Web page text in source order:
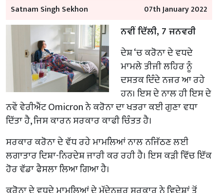
Satnam Singh Sekhon 07th January 2022
ਨਵੀਂ ਦਿੱਲੀ, 7 ਜਨਵਰੀ
ਦੇਸ਼ ‘ਚ ਕਰੋਨਾ ਦੇ ਵਧਦੇ
ਮਾਮਲੇ ਤੀਜੀ ਲਹਿਰ ਨੂੰ
ਦਸਤਕ ਦਿੰਦੇ ਨਜ਼ਰ ਆ ਰਹੇ
ਹਨ। ਇਸ ਦੇ ਨਾਲ ਹੀ ਇਸ ਦੇ
ਨਵੇਂ ਵੇਰੀਐਂਟ Omicron ਨੇ ਕਰੋਨਾ ਦਾ ਖਤਰਾ ਕਈ ਗੁਣਾ ਵਧਾ
ਦਿੱਤਾ ਹੈ, ਜਿਸ ਕਾਰਨ ਸਰਕਾਰ ਕਾਫੀ ਚਿੰਤਤ ਹੈ।
ਸਰਕਾਰ ਕਰੋਨਾ ਦੇ ਵੱਧ ਰਹੇ ਮਾਮਲਿਆਂ ਨਾਲ ਨਜਿੱਠਣ ਲਈ
ਲਗਾਤਾਰ ਦਿਸ਼ਾ-ਨਿਰਦੇਸ਼ ਜਾਰੀ ਕਰ ਰਹੀ ਹੈ। ਇਸ ਕੜੀ ਵਿੱਚ ਇੱਕ
ਹੋਰ ਵੱਡਾ ਫੈਸਲਾ ਲਿਆ ਗਿਆ ਹੈ।